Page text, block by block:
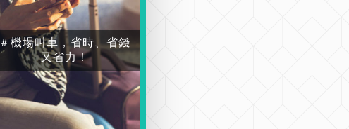
＃機場叫車，省時、省錢
又省力！